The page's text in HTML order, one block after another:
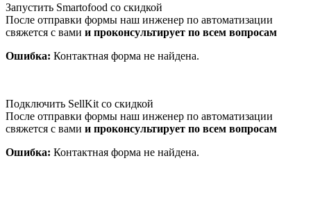
Запустить Smartofood со скидкой
После отправки формы наш инженер по автоматизации
свяжется с вами и проконсультирует по всем вопросам
Ошибка: Контактная форма не найдена.
Подключить SellKit со скидкой
После отправки формы наш инженер по автоматизации
свяжется с вами и проконсультирует по всем вопросам
Ошибка: Контактная форма не найдена.